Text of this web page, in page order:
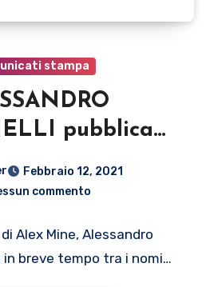
stampa
pubblica
SOUL –
primo
in arrivo il 26
Febbraio 12, 2021
commento
Alex Mine, Alessandro
breve tempo tra i nomi…